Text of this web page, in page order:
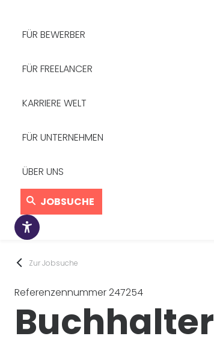
FÜR BEWERBER
FÜR FREELANCER
KARRIERE WELT
FÜR UNTERNEHMEN
ÜBER UNS
JOBSUCHE
Zur Jobsuche
Referenzennummer 247254
Buchhalter